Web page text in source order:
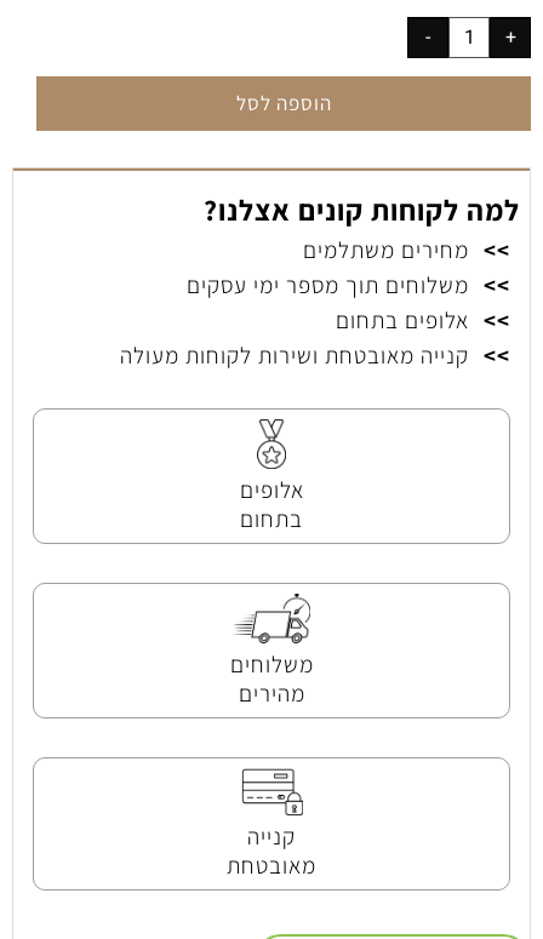
הוספה לסל
למה לקוחות קונים אצלנו?
>> מחירים משתלמים
>> משלוחים תוך מספר ימי עסקים
>> אלופים בתחום
>> קנייה מאובטחת ושירות לקוחות מעולה
אלופים
בתחום
משלוחים
מהירים
קנייה
מאובטחת